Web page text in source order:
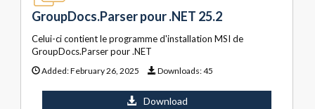
GroupDocs.Parser pour .NET 25.2
Celui-ci contient le programme d'installation MSI de
GroupDocs.Parser pour .NET
Added:February 26, 2025 Downloads:45
Download